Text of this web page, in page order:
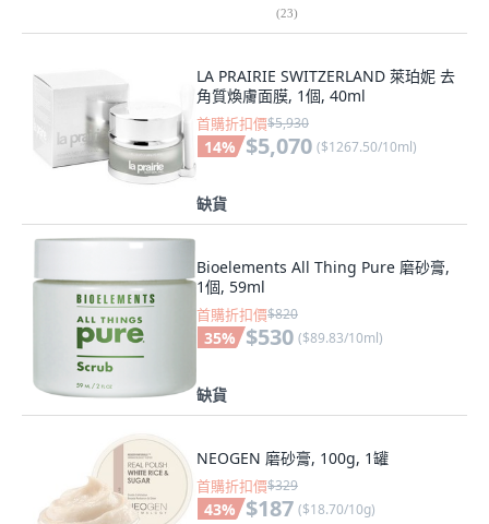
(23)
LA PRAIRIE SWITZERLAND 萊珀妮 去
角質煥膚面膜, 1個, 40ml
首購折扣價$5,930
14% $5,070 ($1267.50/10ml)
缺貨
Bioelements All Thing Pure 磨砂膏,
1個, 59ml
首購折扣價$820
35% $530 ($89.83/10ml)
缺貨
NEOGEN 磨砂膏, 100g, 1罐
首購折扣價$329
43% $187 ($18.70/10g)